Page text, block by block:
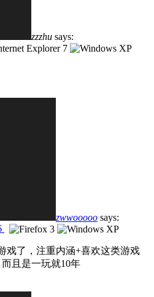
zzzhu says:
zwwooooo says:
戏了，注重内涵+喜欢这类游戏
且是一玩就10年